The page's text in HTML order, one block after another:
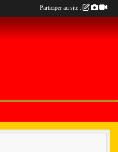
Participer au site :